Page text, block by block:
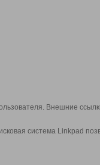
Внешние
система Linkpad